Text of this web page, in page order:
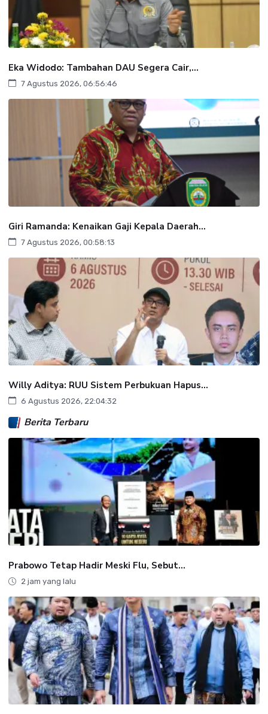
Eka Widodo: Tambahan DAU Segera Cair,...
7 Agustus 2026, 06:56:46
Giri Ramanda: Kenaikan Gaji Kepala Daerah...
7 Agustus 2026, 00:58:13
Willy Aditya: RUU Sistem Perbukuan Hapus...
6 Agustus 2026, 22:04:32
Berita Terbaru
Prabowo Tetap Hadir Meski Flu, Sebut...
2 jam yang lalu